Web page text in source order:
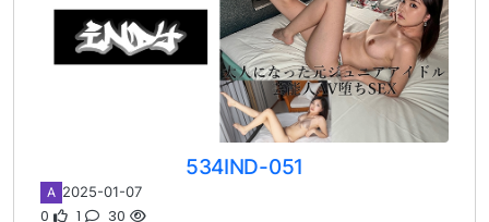
534IND-051
A 2025-01-07
0 1 30